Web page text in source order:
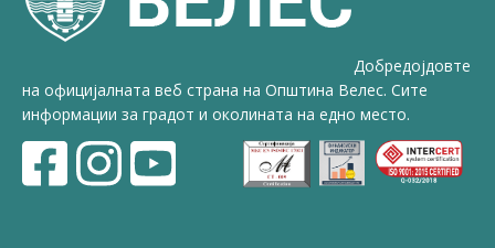
Добредојдовте
на официјалната веб страна на Општина Велес. Сите
информации за градот и околината на едно место.